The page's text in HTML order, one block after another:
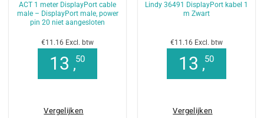
ACT 1 meter DisplayPort cable
male – DisplayPort male, power
pin 20 niet aangesloten
€11.16 Excl. btw
13 ,50
Vergelijken
Lindy 36491 DisplayPort kabel 1
m Zwart
€11.16 Excl. btw
13 ,50
Vergelijken